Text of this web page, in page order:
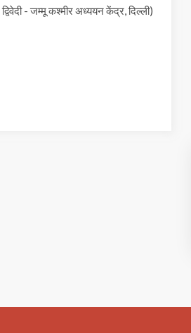
- जम्मू कश्मीर अध्ययन केंद्र, दिल्ली)